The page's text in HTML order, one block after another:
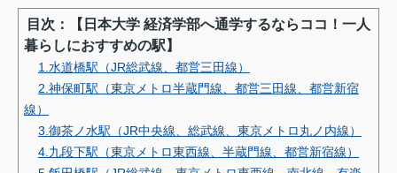
目次：【日本大学 経済学部へ通学するならココ！一人
暮らしにおすすめの駅】
1.水道橋駅（JR総武線、都営三田線）
2.神保町駅（東京メトロ半蔵門線、都営三田線、都営新宿
線）
3.御茶ノ水駅（JR中央線、総武線、東京メトロ丸ノ内線）
4.九段下駅（東京メトロ東西線、半蔵門線、都営新宿線）